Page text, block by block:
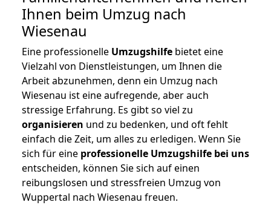
Ihnen beim Umzug nach
Wiesenau
Eine professionelle Umzugshilfe bietet eine
Vielzahl von Dienstleistungen, um Ihnen die
Arbeit abzunehmen, denn ein Umzug nach
Wiesenau ist eine aufregende, aber auch
stressige Erfahrung. Es gibt so viel zu
organisieren und zu bedenken, und oft fehlt
einfach die Zeit, um alles zu erledigen. Wenn Sie
sich für eine professionelle Umzugshilfe bei uns
entscheiden, können Sie sich auf einen
reibungslosen und stressfreien Umzug von
Wuppertal nach Wiesenau freuen.